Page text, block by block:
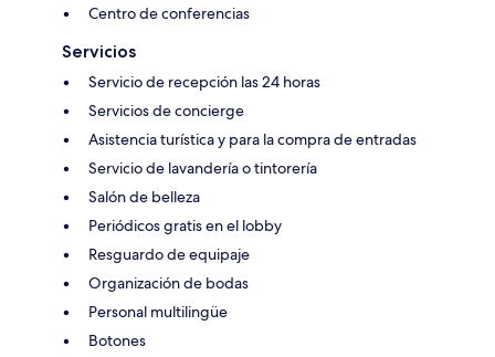
Centro de conferencias
Servicios
Servicio de recepción las 24 horas
Servicios de concierge
Asistencia turística y para la compra de entradas
Servicio de lavandería o tintorería
Salón de belleza
Periódicos gratis en el lobby
Resguardo de equipaje
Organización de bodas
Personal multilingüe
Botones